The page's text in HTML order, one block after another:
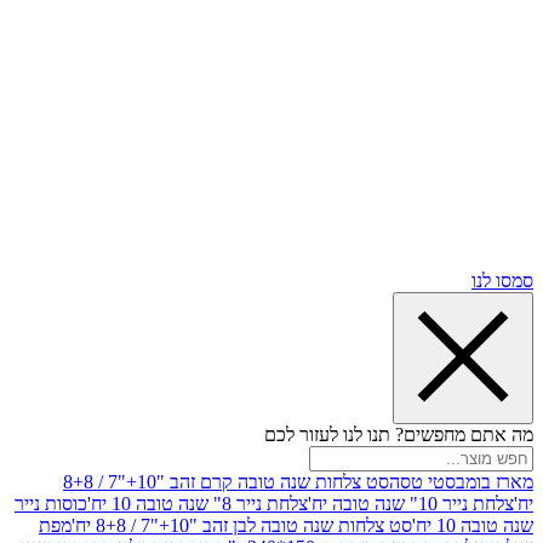
תנו לנו לעזור לכם
טסה
סט צלחות שנה טובה קרם זהב "10+"7 / 8+8
יח'
צלחת נייר 8" שנה טובה 10 יח'
כוסות נייר
סט צלחות שנה טובה לבן זהב "10+"7 / 8+8 יח'
מפת